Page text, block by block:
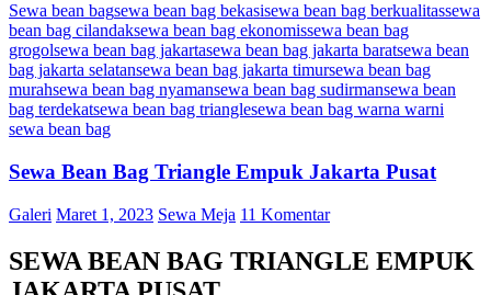
Sewa bean bagsewa bean bag bekasisewa bean bag berkualitassewa
bean bag cilandaksewa bean bag ekonomissewa bean bag
grogolsewa bean bag jakartasewa bean bag jakarta baratsewa bean
bag jakarta selatansewa bean bag jakarta timursewa bean bag
murahsewa bean bag nyamansewa bean bag sudirmansewa bean
bag terdekatsewa bean bag trianglesewa bean bag warna warni
sewa bean bag
Sewa Bean Bag Triangle Empuk Jakarta Pusat
Galeri Maret 1, 2023 Sewa Meja 11 Komentar
SEWA BEAN BAG TRIANGLE EMPUK